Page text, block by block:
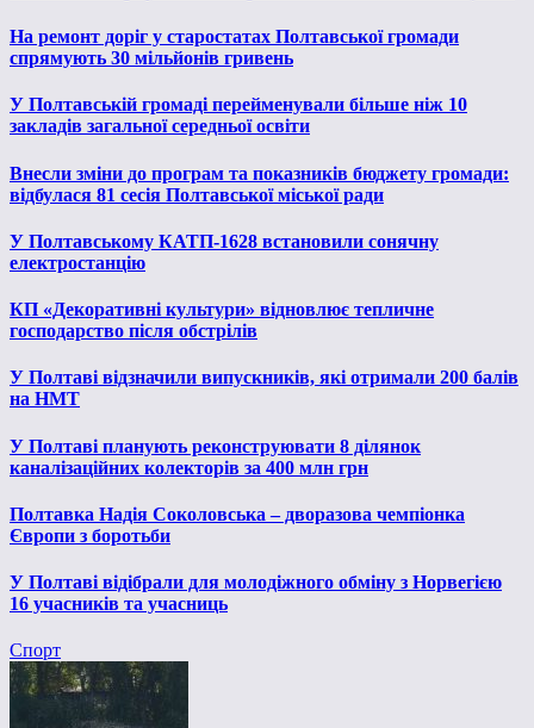
На ремонт доріг у старостатах Полтавської громади
спрямують 30 мільйонів гривень
У Полтавській громаді перейменували більше ніж 10
закладів загальної середньої освіти
Внесли зміни до програм та показників бюджету громади:
відбулася 81 сесія Полтавської міської ради
У Полтавському КАТП-1628 встановили сонячну
електростанцію
КП «Декоративні культури» відновлює тепличне
господарство після обстрілів
У Полтаві відзначили випускників, які отримали 200 балів
на НМТ
У Полтаві планують реконструювати 8 ділянок
каналізаційних колекторів за 400 млн грн
Полтавка Надія Соколовська – дворазова чемпіонка
Європи з боротьби
У Полтаві відібрали для молодіжного обміну з Норвегією
16 учасників та учасниць
Спорт